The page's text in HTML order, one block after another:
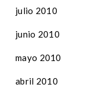
julio 2010
junio 2010
mayo 2010
abril 2010